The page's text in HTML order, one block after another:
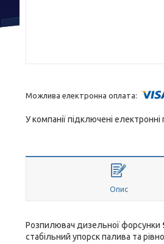
У компанії підключені
Опис
Розпилювач дизельної форсунки
стабільний упорск палива та